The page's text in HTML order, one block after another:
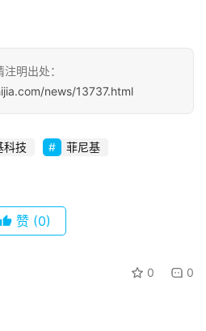
明出处：
news/13737.html
科技
菲尼基
赞 (0)
0 0